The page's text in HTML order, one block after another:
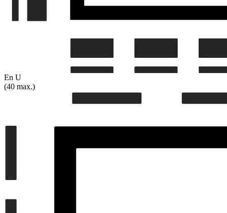
En U
(40 max.)